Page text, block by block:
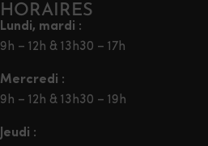
HORAIRES
Lundi, mardi :
9h – 12h & 13h30 – 17h
Mercredi :
9h – 12h & 13h30 – 19h
Jeudi :